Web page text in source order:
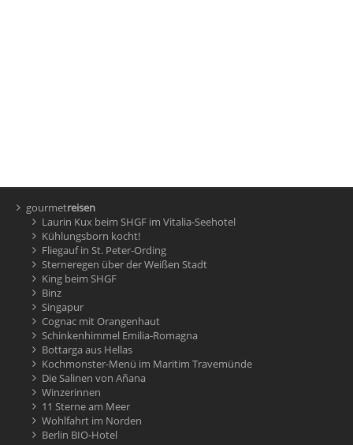
gourmetreisen
Laurin Kux beim SHGF im Vitalia-Seehotel
Kühlungsborn kocht!
Fliegauf in St. Peter-Ording
Sterneregen über der Weißen Stadt
King beim SHGF
Binz
Singapur
Cognac mit Orangenhaut
Schinkenhimmel Emilia-Romagna
Bottarga aus Hellas
Kochmonster-Menü im Maritim Travemünde
Die Salinen von Añana
Winzerinnen
11 Sterne am Meer
Wohlfahrt im Norden
Berlin BIO-Hotel